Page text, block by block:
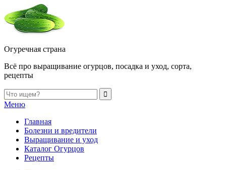
Огуречная страна
Всё про выращивание огурцов, посадка и уход, сорта,
рецепты
Меню
Главная
Болезни и вредители
Выращивание и уход
Каталог Огурцов
Рецепты